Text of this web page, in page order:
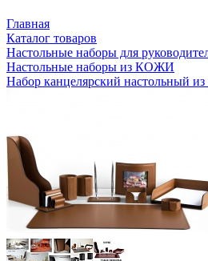
Главная
Каталог товаров
Настольные наборы для
Настольные наборы из КОЖИ
Набор канцелярский настольный